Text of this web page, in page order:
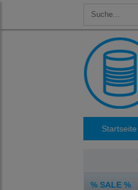
Startseite
% SALE %